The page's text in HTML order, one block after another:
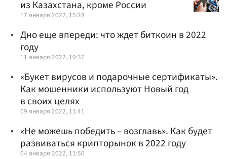
из Казахстана, кроме России
17 января 2022, 15:28
Дно еще впереди: что ждет биткоин в 2022
году
11 января 2022, 19:37
«Букет вирусов и подарочные сертификаты».
Как мошенники используют Новый год
в своих целях
09 января 2022, 11:41
«Не можешь победить – возглавь». Как будет
развиваться крипторынок в 2022 году
04 января 2022, 11:50